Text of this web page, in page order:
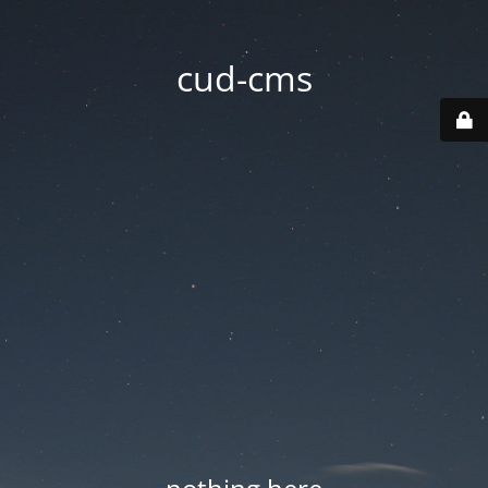
cud-cms